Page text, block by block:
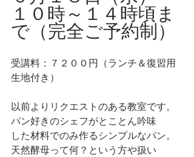
１０時～１４時頃ま
で（完全ご予約制）
受講料：７２００円（ランチ＆復習用
生地付き）
以前よりリクエストのある教室です。
パン好きのシェフがとことん吟味
した材料でのみ作るシンプルなパン。
天然酵母って何？という方や扱い